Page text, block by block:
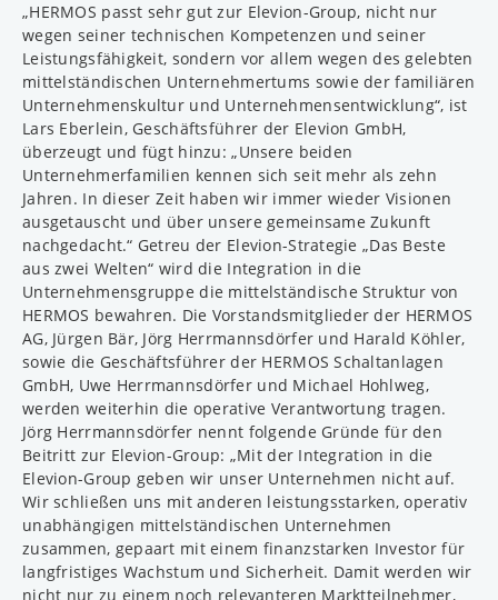
„HERMOS passt sehr gut zur Elevion-Group, nicht nur
wegen seiner technischen Kompetenzen und seiner
Leistungsfähigkeit, sondern vor allem wegen des gelebten
mittelständischen Unternehmertums sowie der familiären
Unternehmenskultur und Unternehmensentwicklung“, ist
Lars Eberlein, Geschäftsführer der Elevion GmbH,
überzeugt und fügt hinzu: „Unsere beiden
Unternehmerfamilien kennen sich seit mehr als zehn
Jahren. In dieser Zeit haben wir immer wieder Visionen
ausgetauscht und über unsere gemeinsame Zukunft
nachgedacht.“ Getreu der Elevion-Strategie „Das Beste
aus zwei Welten“ wird die Integration in die
Unternehmensgruppe die mittelständische Struktur von
HERMOS bewahren. Die Vorstandsmitglieder der HERMOS
AG, Jürgen Bär, Jörg Herrmannsdörfer und Harald Köhler,
sowie die Geschäftsführer der HERMOS Schaltanlagen
GmbH, Uwe Herrmannsdörfer und Michael Hohlweg,
werden weiterhin die operative Verantwortung tragen.
Jörg Herrmannsdörfer nennt folgende Gründe für den
Beitritt zur Elevion-Group: „Mit der Integration in die
Elevion-Group geben wir unser Unternehmen nicht auf.
Wir schließen uns mit anderen leistungsstarken, operativ
unabhängigen mittelständischen Unternehmen
zusammen, gepaart mit einem finanzstarken Investor für
langfristiges Wachstum und Sicherheit. Damit werden wir
nicht nur zu einem noch relevanteren Marktteilnehmer,